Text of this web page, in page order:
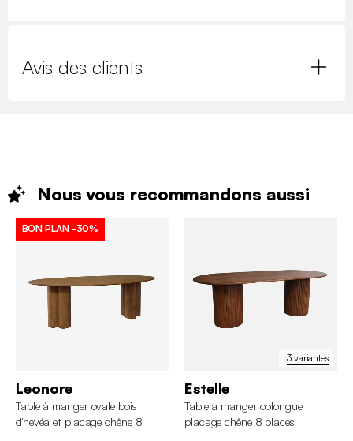
Avis des clients
Nous vous recommandons aussi
BON PLAN -30%
Leonore
Table à manger ovale bois
d'hévéa et placage chêne 8
3 variantes
Estelle
Table à manger oblongue
placage chêne 8 places